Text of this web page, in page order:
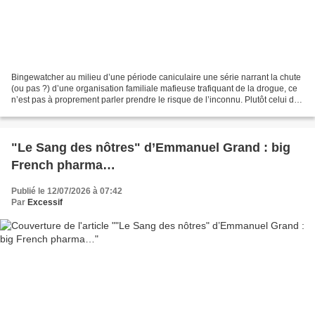
Bingewatcher au milieu d’une période caniculaire une série narrant la chute
(ou pas ?) d’une organisation familiale mafieuse trafiquant de la drogue, ce
n’est pas à proprement parler prendre le risque de l’inconnu. Plutôt celui de
"Le Sang des nôtres" d’Emmanuel Grand : big
French pharma…
Publié le 12/07/2026 à 07:42
Par Excessif